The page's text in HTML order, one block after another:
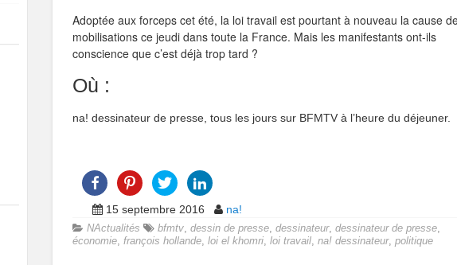
Adoptée aux forceps cet été, la loi travail est pourtant à nouveau la cause
mobilisations ce jeudi dans toute la France. Mais les manifestants ont-ils
conscience que c’est déjà trop tard ?
Où :
na! dessinateur de presse, tous les jours sur BFMTV à l’heure du déjeuner.
15 septembre 2016 na!
NActualités bfmtv dessin de presse dessinateur, dessinateur de presse
économie françois hollande loi el khomri loi travail na! dessinateur, politique